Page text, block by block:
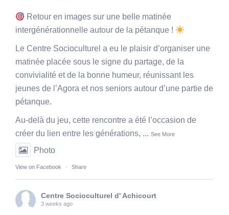
Retour en images sur une belle matinée
intergénérationnelle autour de la pétanque !
Le Centre Socioculturel a eu le plaisir d’organiser une
matinée placée sous le signe du partage, de la
convivialité et de la bonne humeur, réunissant les
jeunes de l’Agora et nos seniors autour d’une partie de
pétanque.
Au-delà du jeu, cette rencontre a été l’occasion de
créer du lien entre les générations, ... See More
Photo
View on Facebook · Share
Centre Socioculturel d' Achicourt
3 weeks ago